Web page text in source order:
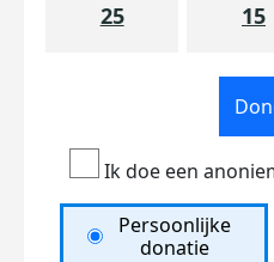
25 15
Ik doe een
Persoonlijke
donatie